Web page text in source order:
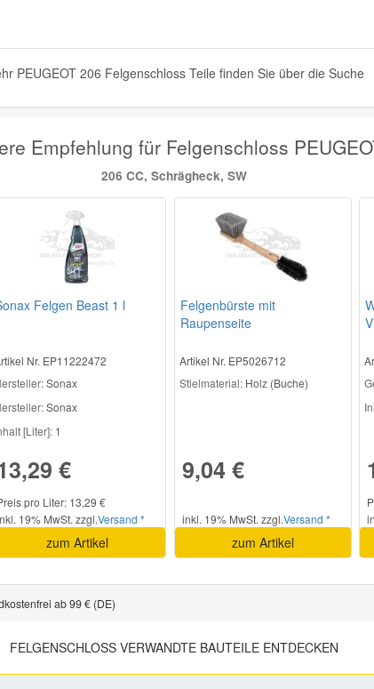
PEUGEOT 206 Felgenschloss Teile finden Sie über die Suche
Empfehlung für Felgenschloss
206 CC, Schrägheck, SW
Felgen Beast 1 l
Nr. EP11222472
: Sonax
Sonax
[Liter]: 1
€
pro Liter: 13,29 €
19% MwSt. zzgl.Versand *
zum Artikel
Felgenbürste mit
Raupenseite
Artikel Nr. EP5026712
Stielmaterial:Holz (Buche)
9,04 €
inkl. 19% MwSt. zzgl.Versand *
zum Artikel
ab 99 € (DE)
FELGENSCHLOSS VERWANDTE BAUTEILE ENTDECKEN